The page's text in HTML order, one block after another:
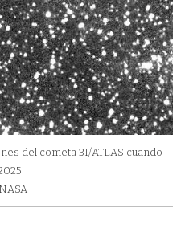
del cometa 3I/ATLAS cuando